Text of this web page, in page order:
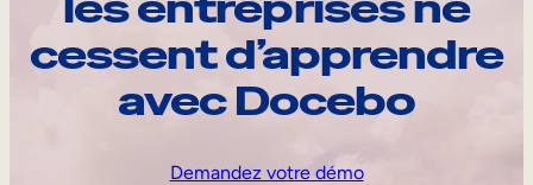
cessent d’apprendre
avec Docebo
Demandez votre démo